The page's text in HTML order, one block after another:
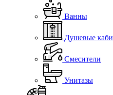
Ванны
Душевые
Смесители
Унитазы